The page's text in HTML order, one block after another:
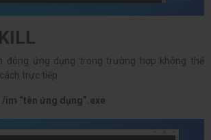
đóng ứng dụng trong trường hợp không thể
trực tiếp.
“tên ứng dụng”.exe